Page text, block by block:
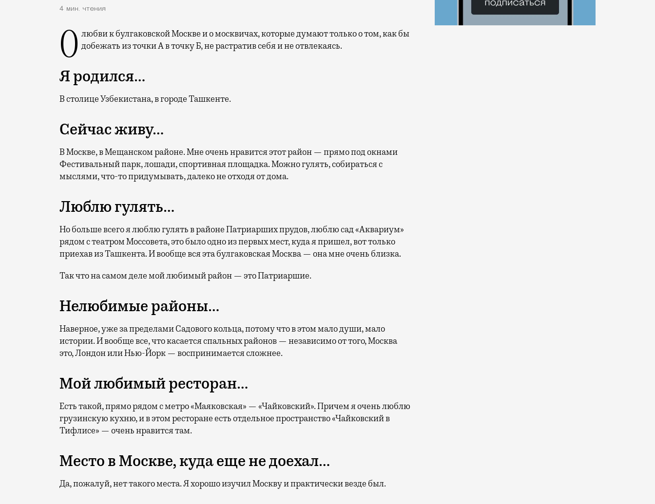
4 мин. чтения
О любви к булгаковской Москве и о москвичах, которые думают только о том, как бы добежать из точки А в точку Б, не растратив себя и не отвлекаясь.
Я родился…
В столице Узбекистана, в городе Ташкенте.
Сейчас живу…
В Москве, в Мещанском районе. Мне очень нравится этот район — прямо под окнами
Фестивальный парк, лошади, спортивная площадка. Можно гулять, собираться с
мыслями, что-то придумывать, далеко не отходя от дома.
Люблю гулять…
Но больше всего я люблю гулять в районе Патриарших прудов, люблю сад «Аквариум»
рядом с театром Моссовета, это было одно из первых мест, куда я пришел, вот только
приехав из Ташкента. И вообще вся эта булгаковская Москва — она мне очень близка.
Так что на самом деле мой любимый район — это Патриаршие.
Нелюбимые районы…
Наверное, уже за пределами Садового кольца, потому что в этом мало души, мало
истории. И вообще все, что касается спальных районов — независимо от того, Москва
это, Лондон или Нью-Йорк — воспринимается сложнее.
Мой любимый ресторан…
Есть такой, прямо рядом с метро «Маяковская» — «Чайковский». Причем я очень люблю
грузинскую кухню, и в этом ресторане есть отдельное пространство «Чайковский в
Тифлисе» — очень нравится там.
Место в Москве, куда еще не доехал…
Да, пожалуй, нет такого места. Я хорошо изучил Москву и практически везде был.